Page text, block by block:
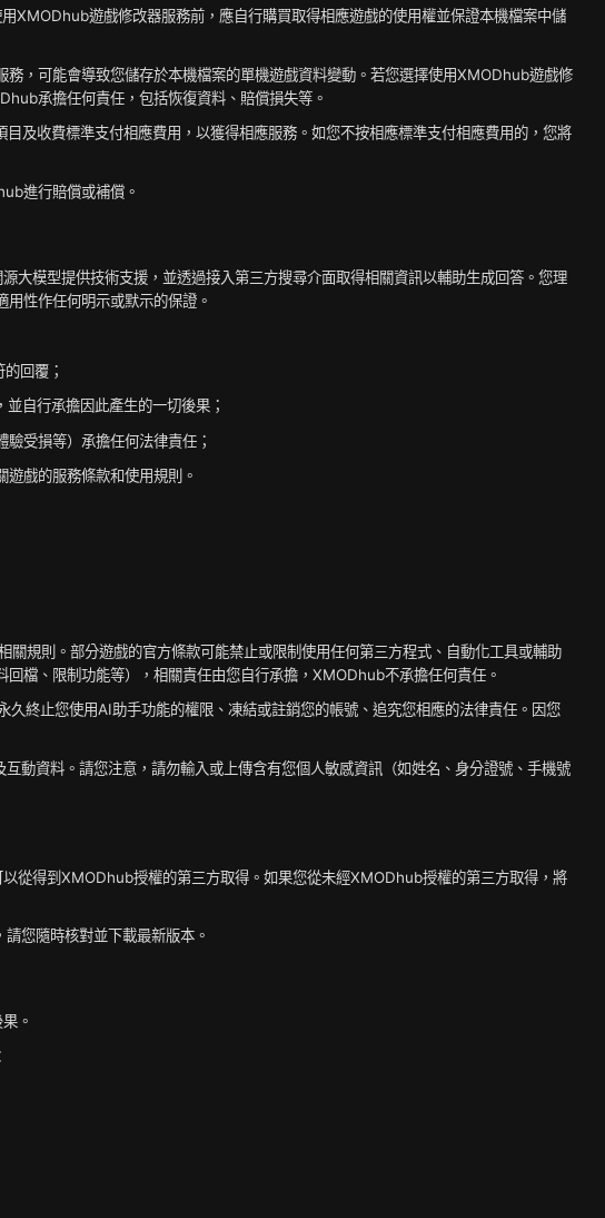
遊戲修改器服務前，應自行購買取得相應遊戲的使用權並保證本機檔案中儲
，可能會導致您儲存於本機檔案的單機遊戲資料變動。若您選擇使用XMODhub遊戲修
承擔任何責任，包括恢復資料、賠償損失等。
收費標準支付相應費用，以獲得相應服務。如您不按相應標準支付相應費用的，您將
進行賠償或補償。
模型提供技術支援，並透過接入第三方搜尋介面取得相關資訊以輔助生成回答。您理
性作任何明示或默示的保證。
回覆；
自行承擔因此產生的一切後果；
受損等）承擔任何法律責任；
戲的服務條款和使用規則。
規則。部分遊戲的官方條款可能禁止或限制使用任何第三方程式、自動化工具或輔助
檔、限制功能等），相關責任由您自行承擔，XMODhub不承擔任何責任。
終止您使用AI助手功能的權限、凍結或註銷您的帳號、追究您相應的法律責任。因您
資料。請您注意，請勿輸入或上傳含有您個人敏感資訊（如姓名、身分證號、手機號
從得到XMODhub授權的第三方取得。如果您從未經XMODhub授權的第三方取得，將
您隨時核對並下載最新版本。
。